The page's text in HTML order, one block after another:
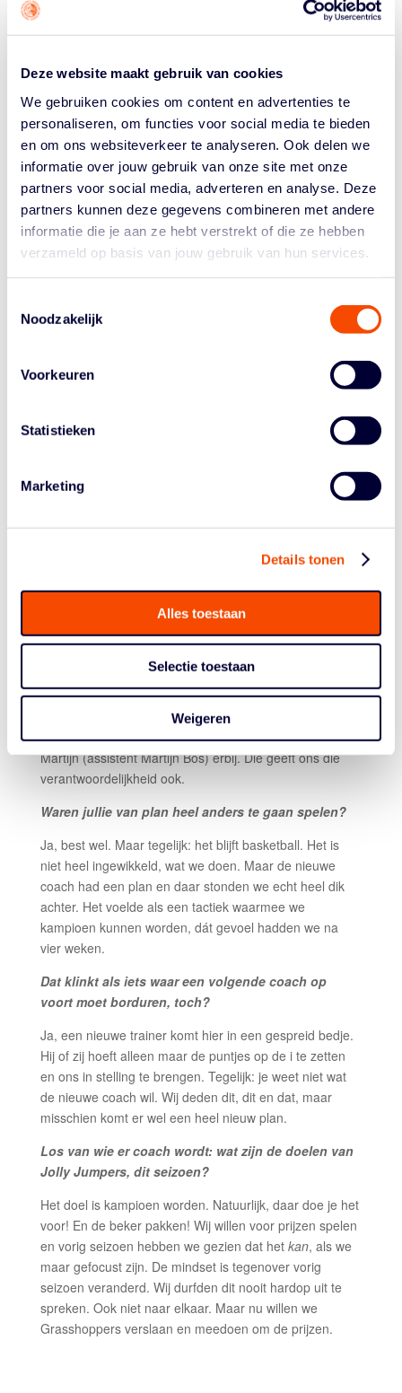
Deze website maakt gebruik van cookies
We gebruiken cookies om content en advertenties te
personaliseren, om functies voor social media te bieden
en om ons websiteverkeer te analyseren. Ook delen we
informatie over jouw gebruik van onze site met onze
partners voor social media, adverteren en analyse. Deze
partners kunnen deze gegevens combineren met andere
informatie die je aan ze hebt verstrekt of die ze hebben
verzameld op basis van jouw gebruik van hun services.
Noodzakelijk
Voorkeuren
Statistieken
Marketing
Details tonen
Alles toestaan
Selectie toestaan
Weigeren
gebeurt er niks. Maar vorig seizoen hebben we stappen
een stop te forceren of wat er maar nodig is.
Was dat dé les van 2023-2024? Dat speelsters beter
moesten weten wat er van hen verwacht wordt?
Dat denk ik wel. We hebben in het verleden wedstrijden
op het laatste moment uit handen gegeven door zulke
situaties. Vorig jaar gebeurde dat al minder. We kwamen
in de halve finale van de play offs tot game vijf tegen
TopKip Lions. Die verloren we denk ik door hun goede
tactiek, maar we voelden de verbetering. Ons team
Welk gevoel overheerst na vorig seizoen, waarin er
werden?
baalden enorm van die vijfde game tegen TopKip, al
finale behalen het doel. Dat hebben we behaald, en
méér dan dat. Dus ja, we waren teleurgesteld. Maar we
hebben er een goed gevoel over en willen nu meer!
De voorbereiding op dit seizoen moet lastig zijn
Klopt. We hadden vier weken lang echt een hele goede
onverwachts en we moesten het echt even verwerken.
Maar we zijn echt wel een team dat veerkracht toont.
We leren er ontzettend veel van dat we de
voorbereiding nu deels zelf moeten doen, met coach
Martijn (assistent Martijn Bos) erbij. Die geeft ons die
verantwoordelijkheid ook.
Waren jullie van plan heel anders te gaan spelen?
Ja, best wel. Maar tegelijk: het blijft basketball. Het is
niet heel ingewikkeld, wat we doen. Maar de nieuwe
coach had een plan en daar stonden we echt heel dik
achter. Het voelde als een tactiek waarmee we
kampioen kunnen worden, dát gevoel hadden we na
vier weken.
Dat klinkt als iets waar een volgende coach op
voort moet borduren, toch?
Ja, een nieuwe trainer komt hier in een gespreid bedje.
Hij of zij hoeft alleen maar de puntjes op de i te zetten
en ons in stelling te brengen. Tegelijk: je weet niet wat
de nieuwe coach wil. Wij deden dit, dit en dat, maar
misschien komt er wel een heel nieuw plan.
Los van wie er coach wordt: wat zijn de doelen van
Jolly Jumpers, dit seizoen?
Het doel is kampioen worden. Natuurlijk, daar doe je het
voor! En de beker pakken! Wij willen voor prijzen spelen
en vorig seizoen hebben we gezien dat het kan, als we
maar gefocust zijn. De mindset is tegenover vorig
seizoen veranderd. Wij durfden dit nooit hardop uit te
spreken. Ook niet naar elkaar. Maar nu willen we
Grasshoppers verslaan en meedoen om de prijzen.